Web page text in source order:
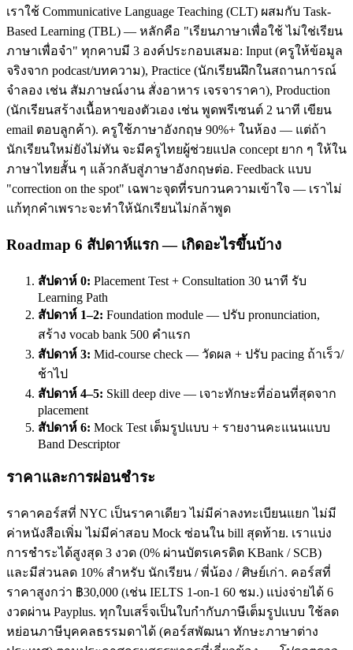
เราใช้ Communicative Language Teaching (CLT) ผสมกับ Task-
Based Learning (TBL) — หลักคือ "เรียนภาษาเพื่อใช้ ไม่ใช่เรียน
ภาษาเพื่อจำ" ทุกคาบมี 3 องค์ประกอบเสมอ: Input (ครูให้ข้อมูล
จริงจาก podcast/บทความ), Practice (นักเรียนฝึกในสถานการณ์
จำลอง เช่น สัมภาษณ์งาน สั่งอาหาร เจรจาราคา), Production
(นักเรียนสร้างเนื้อหาของตัวเอง เช่น พูดพรีเซนต์ 2 นาที เขียน
email ตอบลูกค้า). ครูใช้ภาษาอังกฤษ 90%+ ในห้อง — แต่ถ้า
นักเรียนใหม่ยังไม่ทัน จะมีครูไทยผู้ช่วยแปล concept ยาก ๆ ให้ใน
ภาษาไทยสั้น ๆ แล้วกลับสู่ภาษาอังกฤษต่อ. Feedback แบบ
"correction on the spot" เฉพาะจุดที่รบกวนความเข้าใจ — เราไม่
แก้ทุกคำเพราะจะทำให้นักเรียนไม่กล้าพูด
Roadmap 6 สัปดาห์แรก — เกิดอะไรขึ้นบ้าง
สัปดาห์ 0: Placement Test + Consultation 30 นาที รับ
Learning Path
สัปดาห์ 1–2: Foundation module — ปรับ pronunciation,
สร้าง vocab bank 500 คำแรก
สัปดาห์ 3: Mid-course check — วัดผล + ปรับ pacing ถ้าเร็ว/
ช้าไป
สัปดาห์ 4–5: Skill deep dive — เจาะทักษะที่อ่อนที่สุดจาก
placement
สัปดาห์ 6: Mock Test เต็มรูปแบบ + รายงานคะแนนแบบ
Band Descriptor
ราคาและการผ่อนชำระ
ราคาคอร์สที่ NYC เป็นราคาเดียว ไม่มีค่าลงทะเบียนแยก ไม่มี
ค่าหนังสือเพิ่ม ไม่มีค่าสอบ Mock ซ่อนใน bill สุดท้าย. เราแบ่ง
การชำระได้สูงสุด 3 งวด (0% ผ่านบัตรเครดิต KBank / SCB)
และมีส่วนลด 10% สำหรับ นักเรียน / พี่น้อง / ศิษย์เก่า. คอร์สที่
ราคาสูงกว่า ฿30,000 (เช่น IELTS 1-on-1 60 ชม.) แบ่งจ่ายได้ 6
งวดผ่าน Payplus. ทุกใบเสร็จเป็นใบกำกับภาษีเต็มรูปแบบ ใช้ลด
หย่อนภาษีบุคคลธรรมดาได้ (คอร์สพัฒนา ทักษะภาษาต่าง